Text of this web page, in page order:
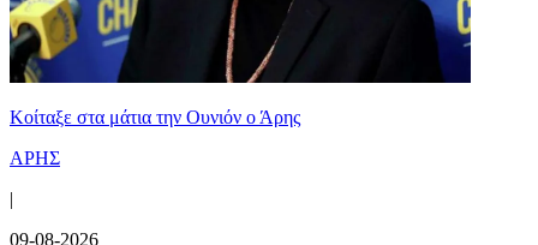
Κοίταξε στα μάτια την Ουνιόν ο Άρης
ΑΡΗΣ
|
09-08-2026